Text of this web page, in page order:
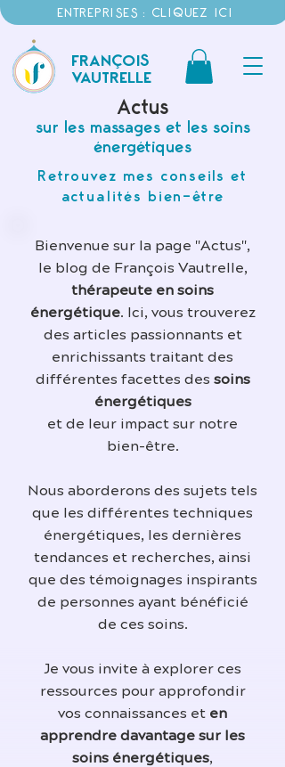
ENTREPRISES : CLIQUEZ ICI
FRANÇOIS
VAUTRELLE
Actus
sur les massages et les soins
énergétiques
Retrouvez mes conseils et
actualités bien-être
Bienvenue sur la page "Actus",
le blog de François Vautrelle,
thérapeute en soins
énergétique. Ici, vous trouverez
des articles passionnants et
enrichissants traitant des
différentes facettes des soins
énergétiques
et de leur impact sur notre
bien-être.
Nous aborderons des sujets tels
que les différentes techniques
énergétiques, les dernières
tendances et recherches, ainsi
que des témoignages inspirants
de personnes ayant bénéficié
de ces soins.
Je vous invite à explorer ces
ressources pour approfondir
vos connaissances et en
apprendre davantage sur les
soins énergétiques,